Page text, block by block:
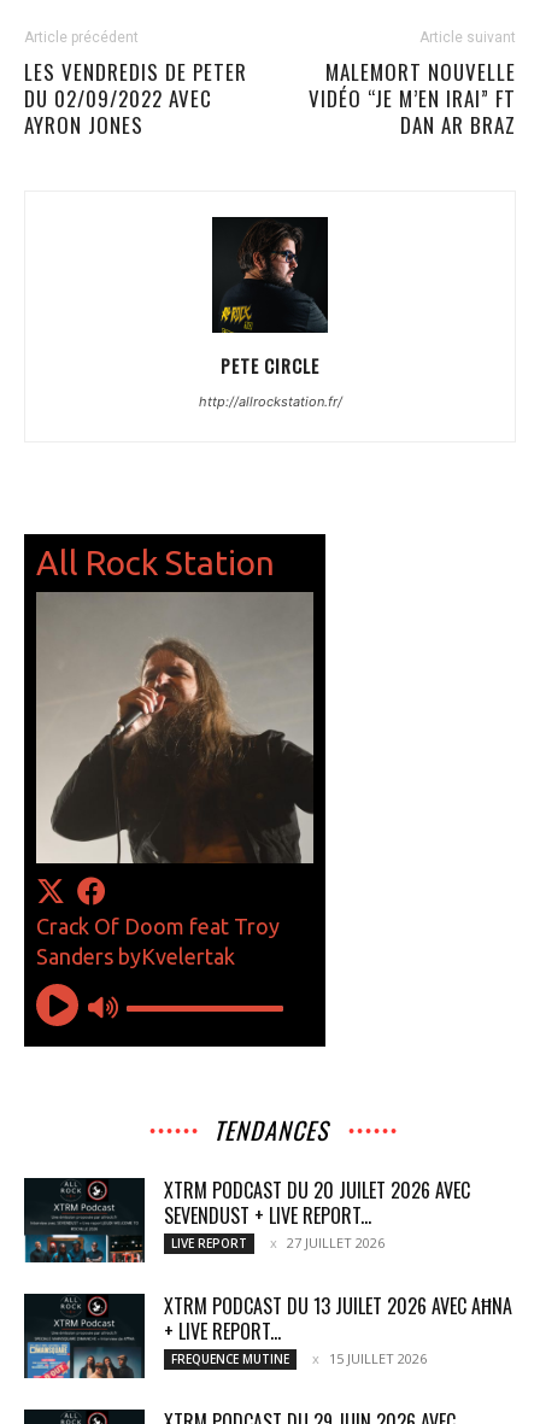
Article précédent
LES VENDREDIS DE PETER
DU 02/09/2022 AVEC
AYRON JONES
Article suivant
MALEMORT NOUVELLE
VIDÉO “JE M’EN IRAI” FT
DAN AR BRAZ
PETE CIRCLE
http://allrockstation.fr/
TENDANCES
XTRM PODCAST DU 20 JUILET 2026 AVEC
SEVENDUST + LIVE REPORT...
LIVE REPORT 27 JUILLET 2026
XTRM PODCAST DU 13 JUILET 2026 AVEC AĦNA
+ LIVE REPORT...
FREQUENCE MUTINE 15 JUILLET 2026